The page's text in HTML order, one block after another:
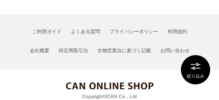
絞り込み
ご利用ガイド よくある質問 プライバシーポリシー 利用規約
会社概要 特定商取引法 古物営業法に基づく記載 お問い合わせ
Copyright©CAN Co., Ltd